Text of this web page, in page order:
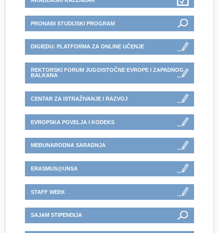
PRONAĐI STUDIJSKI PROGRAM
DIGIEDU: PLATFORMA ZA ONLINE UČENJE
REKTORSKI FORUM JUGOISTOČNE EVROPE I ZAPADNOG
BALKANA
CENTAR ZA ISTRAŽIVANJE I RAZVOJ
EVROPSKA POVELJA I KODEKS
MEĐUNARODNA SARADNJA
ERASMUS@UNSA
STAFF WEEK
SAJAM STIPENDIJA